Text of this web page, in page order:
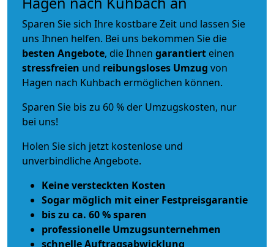
Sparen Sie sich Ihre kostbare Zeit und lassen Sie
uns Ihnen helfen. Bei uns bekommen Sie die
besten Angebote, die Ihnen garantiert einen
stressfreien und reibungsloses Umzug von
Hagen nach Kuhbach ermöglichen können.
Sparen Sie bis zu 60 % der Umzugskosten, nur
bei uns!
Holen Sie sich jetzt kostenlose und
unverbindliche Angebote.
Keine versteckten Kosten
Sogar möglich mit einer Festpreisgarantie
bis zu ca. 60 % sparen
professionelle Umzugsunternehmen
schnelle Auftragsabwicklung